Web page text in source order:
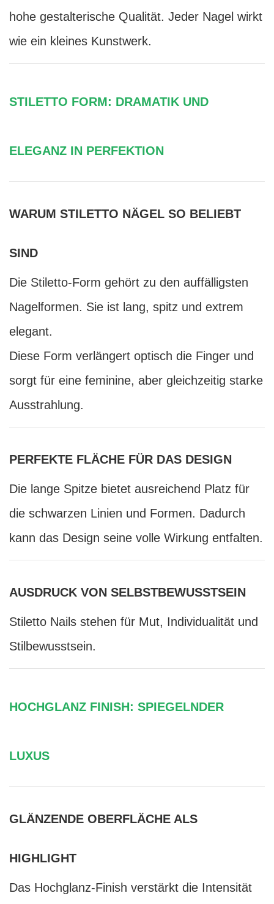
hohe gestalterische Qualität. Jeder Nagel wirkt
wie ein kleines Kunstwerk.
STILETTO FORM: DRAMATIK UND
ELEGANZ IN PERFEKTION
WARUM STILETTO NÄGEL SO BELIEBT
SIND
Die Stiletto-Form gehört zu den auffälligsten
Nagelformen. Sie ist lang, spitz und extrem
elegant.
Diese Form verlängert optisch die Finger und
sorgt für eine feminine, aber gleichzeitig starke
Ausstrahlung.
PERFEKTE FLÄCHE FÜR DAS DESIGN
Die lange Spitze bietet ausreichend Platz für
die schwarzen Linien und Formen. Dadurch
kann das Design seine volle Wirkung entfalten.
AUSDRUCK VON SELBSTBEWUSSTSEIN
Stiletto Nails stehen für Mut, Individualität und
Stilbewusstsein.
HOCHGLANZ FINISH: SPIEGELNDER
LUXUS
GLÄNZENDE OBERFLÄCHE ALS
HIGHLIGHT
Das Hochglanz-Finish verstärkt die Intensität